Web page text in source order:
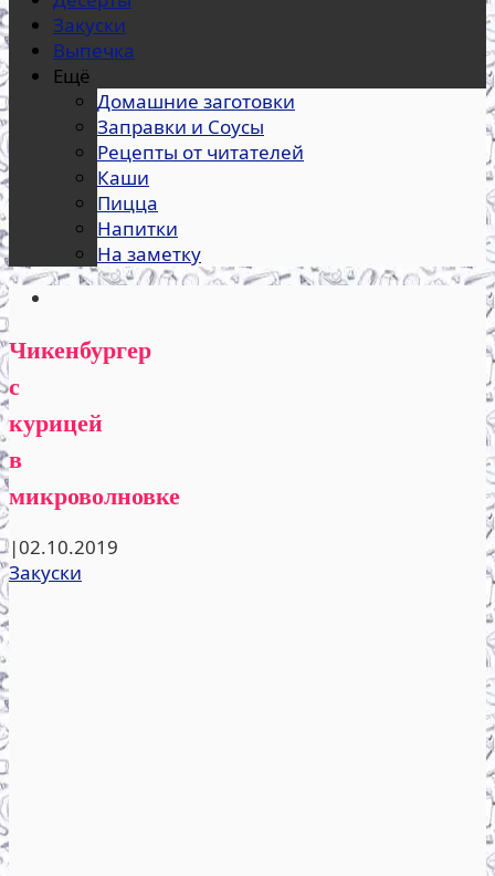
Закуски
Выпечка
Ещё
Домашние заготовки
Заправки и Соусы
Рецепты от читателей
Каши
Пицца
Напитки
На заметку
Чикенбургер
с
курицей
в
микроволновке
|02.10.2019
Закуски